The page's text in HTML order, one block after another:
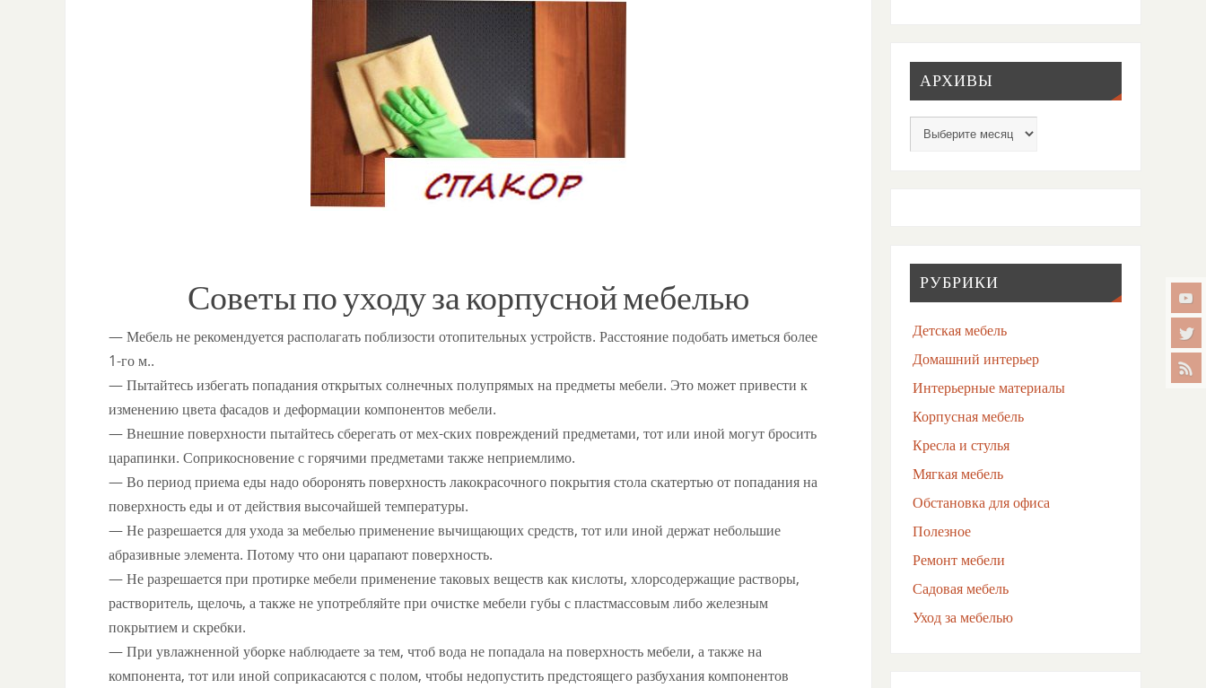
Советы по уходу за корпусной мебелью
— Мебель не рекомендуется располагать поблизости отопительных устройств. Расстояние подобать иметься более
1-го м..
— Пытайтесь избегать попадания открытых солнечных полупрямых на предметы мебели. Это может привести к
изменению цвета фасадов и деформации компонентов мебели.
— Внешние поверхности пытайтесь сберегать от мех-ских повреждений предметами, тот или иной могут бросить
царапинки. Соприкосновение с горячими предметами также неприемлимо.
— Во период приема еды надо оборонять поверхность лакокрасочного покрытия стола скатертью от попадания на
поверхность еды и от действия высочайшей температуры.
— Не разрешается для ухода за мебелью применение вычищающих средств, тот или иной держат небольшие
абразивные элемента. Потому что они царапают поверхность.
— Не разрешается при протирке мебели применение таковых веществ как кислоты, хлорсодержащие растворы,
растворитель, щелочь, а также не употребляйте при очистке мебели губы с пластмассовым либо железным
покрытием и скребки.
— При увлажненной уборке наблюдаете за тем, чтоб вода не попадала на поверхность мебели, а также на
компонента, тот или иной соприкасаются с полом, чтобы недопустить предстоящего разбухания компонентов
АРХИВЫ
РУБРИКИ
Детская мебель
Домашний интерьер
Интерьерные материалы
Корпусная мебель
Кресла и стулья
Мягкая мебель
Обстановка для офиса
Полезное
Ремонт мебели
Садовая мебель
Уход за мебелью